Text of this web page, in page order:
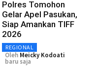
Polres Tomohon
Gelar Apel Pasukan,
Siap Amankan TIFF
2026
REGIONAL
Oleh Meicky Kodoati
baru saja